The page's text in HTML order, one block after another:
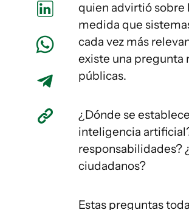
quien advirtió sobre
medida que
cada vez más
existe una pregunta
públicas.
¿Dónde se
inteligencia
responsabilidades?
ciudadanos?
Estas preguntas